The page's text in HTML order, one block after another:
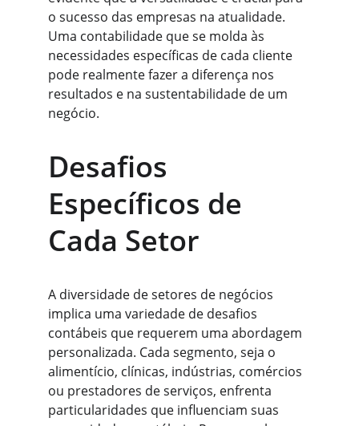
o sucesso das empresas na atualidade.
Uma contabilidade que se molda às
necessidades específicas de cada cliente
pode realmente fazer a diferença nos
resultados e na sustentabilidade de um
negócio.
Desafios
Específicos de
Cada Setor
A diversidade de setores de negócios
implica uma variedade de desafios
contábeis que requerem uma abordagem
personalizada. Cada segmento, seja o
alimentício, clínicas, indústrias, comércios
ou prestadores de serviços, enfrenta
particularidades que influenciam suas